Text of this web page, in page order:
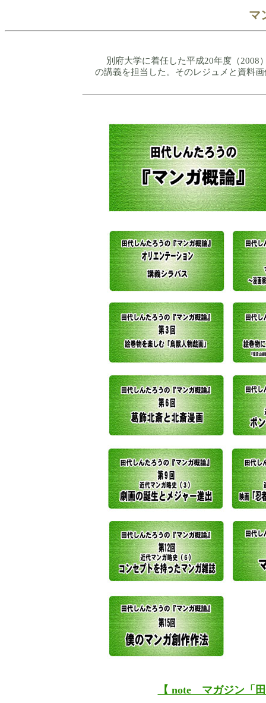
マ
別府大学に着任した平成20年度（2008
の講義を担当した。そのレジュメと資料
【 note マガジン「